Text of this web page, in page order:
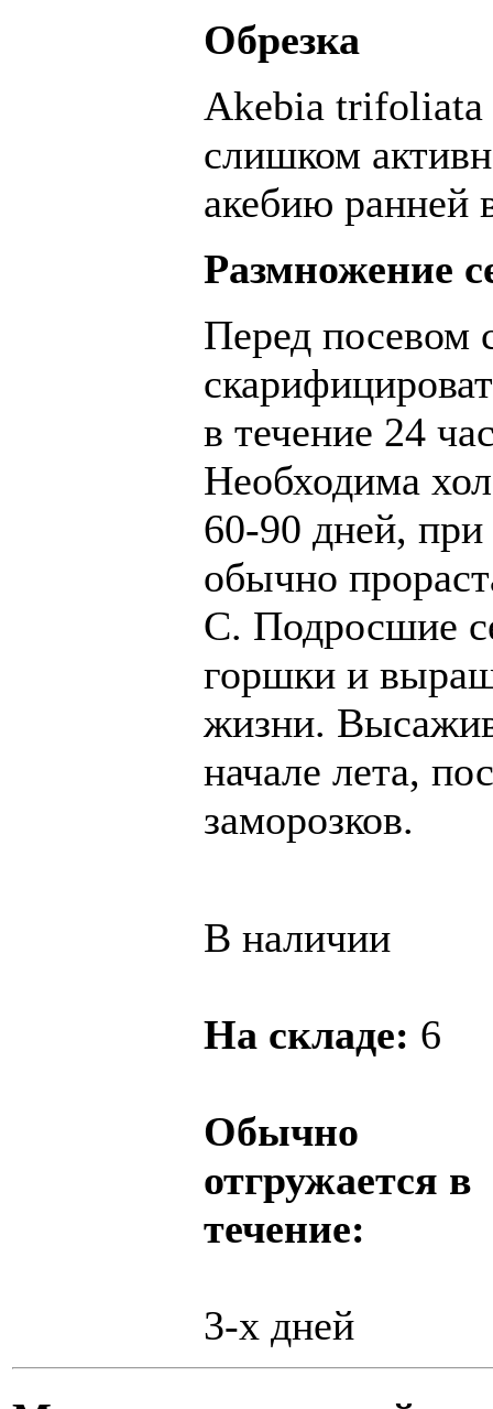
Обрезка
Akebia trifoliata
слишком
акебию ранней
Размножение
Перед посевом
в течение 24
Необходима
60-90 дней,
обычно
C. Подросшие
горшки и
жизни.
начале лета,
заморозков.
В наличии
На складе: 6
Обычно
отгружается в
течение:
3-х дней